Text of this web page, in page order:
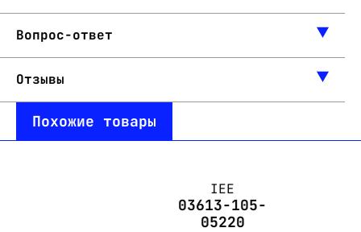
Вопрос-ответ
Отзывы
Похожие товары
IEE
03613-105-
05220